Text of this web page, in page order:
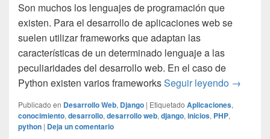
Son muchos los lenguajes de programación que
existen. Para el desarrollo de aplicaciones web se
suelen utilizar frameworks que adaptan las
características de un determinado lenguaje a las
peculiaridades del desarrollo web. En el caso de
Python existen varios frameworksSeguir leyendo Django:
→
Publicado en Desarrollo Web, Django | Etiquetado Aplicaciones,
conocimiento,desarrollo,desarrollo web,django,inicios, PHP,
python | Deja un comentario